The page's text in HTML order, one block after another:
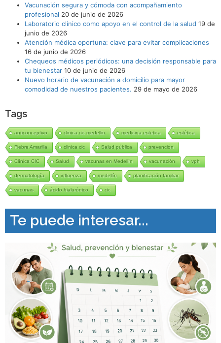
Vacunación segura y cómoda con acompañamiento
profesional 20 de junio de 2026
Laboratorio clínico como apoyo en el control de la salud 19 de
junio de 2026
Atención médica oportuna: clave para evitar complicaciones
16 de junio de 2026
Chequeos médicos periódicos: una decisión responsable para
tu bienestar 10 de junio de 2026
Nuevo horario de vacunación a domicilio para mayor
comodidad de nuestros pacientes. 29 de mayo de 2026
Tags
anticonceptivo clinica cic medellin medicina estetica estética
Fiebre Amarilla clinica cic Salud pública prevención
Clínica CIC Salud vacunas en Medellín vacunación vph
dermatología influenza medellín planificación familiar
vacunas ácido hialurónico cic
Te puede interesar...